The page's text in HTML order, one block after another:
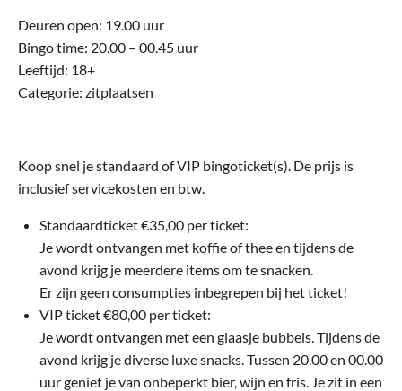
Deuren open: 19.00 uur
Bingo time: 20.00 – 00.45 uur
Leeftijd: 18+
Categorie: zitplaatsen
Koop snel je standaard of VIP bingoticket(s). De prijs is
inclusief servicekosten en btw.
Standaardticket €35,00 per ticket:
Je wordt ontvangen met koffie of thee en tijdens de
avond krijg je meerdere items om te snacken.
Er zijn geen consumpties inbegrepen bij het ticket!
VIP ticket €80,00 per ticket:
Je wordt ontvangen met een glaasje bubbels. Tijdens de
avond krijg je diverse luxe snacks. Tussen 20.00 en 00.00
uur geniet je van onbeperkt bier, wijn en fris. Je zit in een